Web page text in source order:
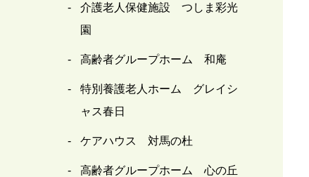
介護老人保健施設 つしま彩光
園
高齢者グループホーム 和庵
特別養護老人ホーム グレイシ
ャス春日
ケアハウス 対馬の杜
高齢者グループホーム 心の丘